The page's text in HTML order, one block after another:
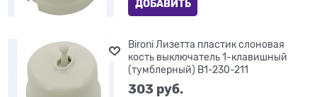
ДОБАВИТЬ
Bironi Лизетта пластик слоновая
кость выключатель 1-клавишный
(тумблерный) B1-230-211
303 руб.